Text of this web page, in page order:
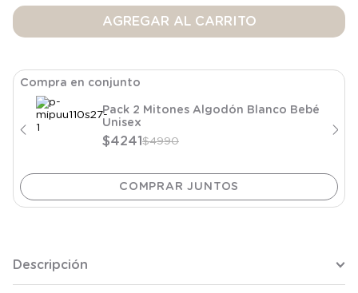
AGREGAR AL CARRITO
Compra en conjunto
Pack 2 Mitones Algodón Blanco Bebé
Unisex
$4241$4990
Descripción